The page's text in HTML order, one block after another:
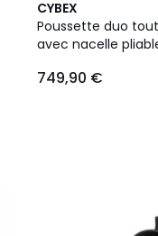
CYBEX
Poussette duo
avec nacelle
749,90 €